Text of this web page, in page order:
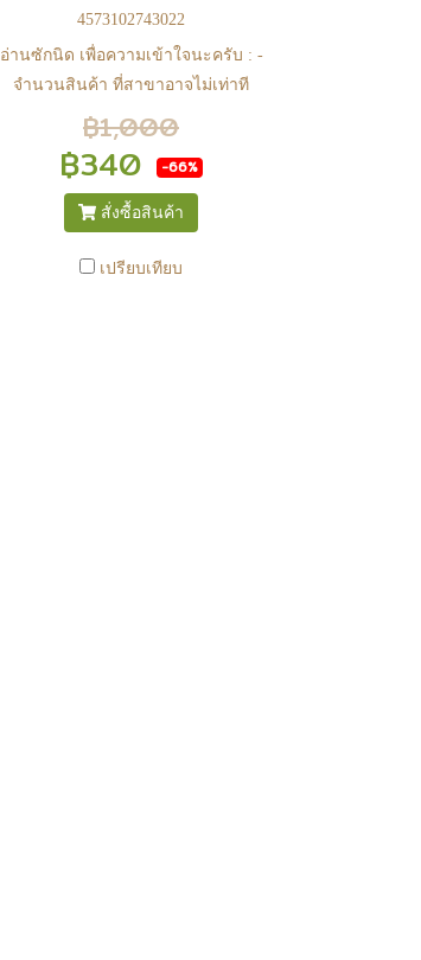
4573102743022
อ่านซักนิด เพื่อความเข้าใจนะครับ : -
จำนวนสินค้า ที่สาขาอาจไม่เท่าที
หน้า web ในบางเวลา เนื่องจากสินค้า
มีการเคลือนไหวตลอดเวลา หาก
สนใจซื้อที่สาขา สามารถ ตรวจสอบ
ได้ที่ 0815502600 หรือ
https://www.facebook.com/play2anime
หรือ Line Official Account
฿1,000
฿340 -66%
สั่งซื้อสินค้า
เปรียบเทียบ